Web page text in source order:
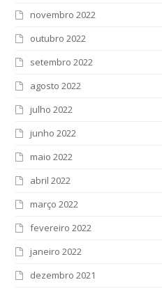
novembro 2022
outubro 2022
setembro 2022
agosto 2022
julho 2022
junho 2022
maio 2022
abril 2022
março 2022
fevereiro 2022
janeiro 2022
dezembro 2021